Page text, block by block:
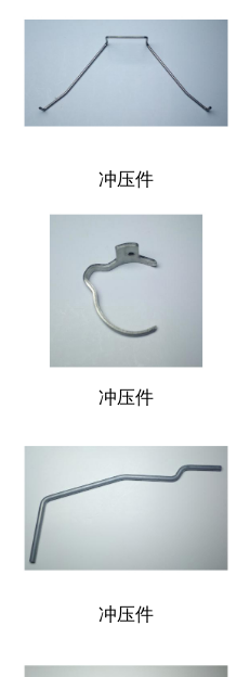
冲压件
冲压件
冲压件